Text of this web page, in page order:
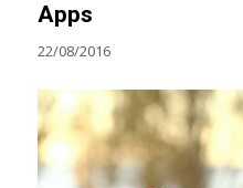
Apps
22/08/2016